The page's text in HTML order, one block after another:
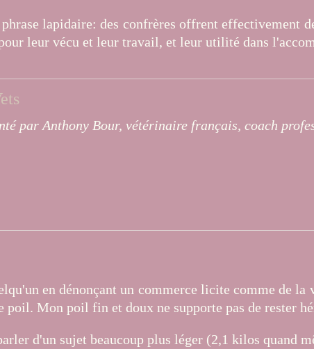
lapidaire: des confrères offrent effectivement
leur vécu et leur travail, et leur utilité dans
par Anthony Bour, vétérinaire français, coach
en dénonçant un commerce licite comme de
poil. Mon poil fin et doux ne supporte pas de rester
d'un sujet beaucoup plus léger (2,1 kilos quand